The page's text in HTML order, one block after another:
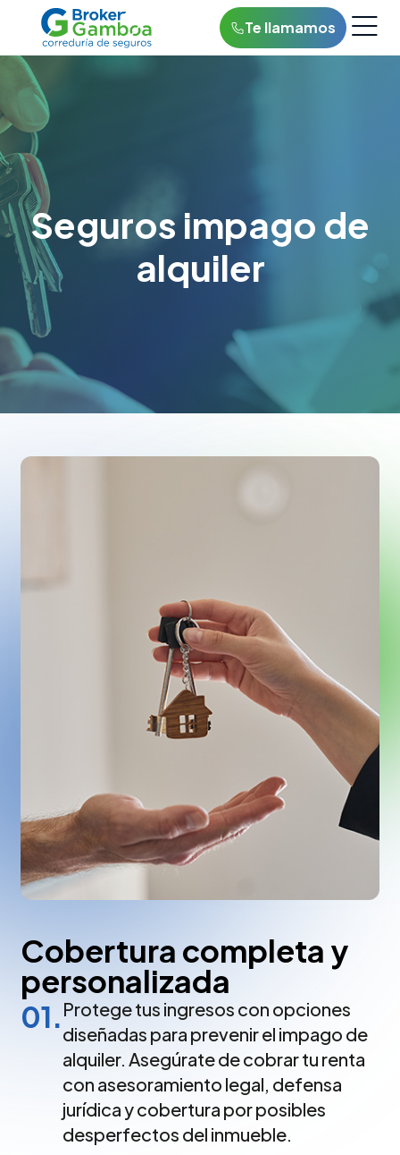
Te llamamos
Seguros impago de
alquiler
Cobertura completa y
personalizada
01. Protege tus ingresos con opciones
diseñadas para prevenir el impago de
alquiler. Asegúrate de cobrar tu renta
con asesoramiento legal, defensa
jurídica y cobertura por posibles
desperfectos del inmueble.